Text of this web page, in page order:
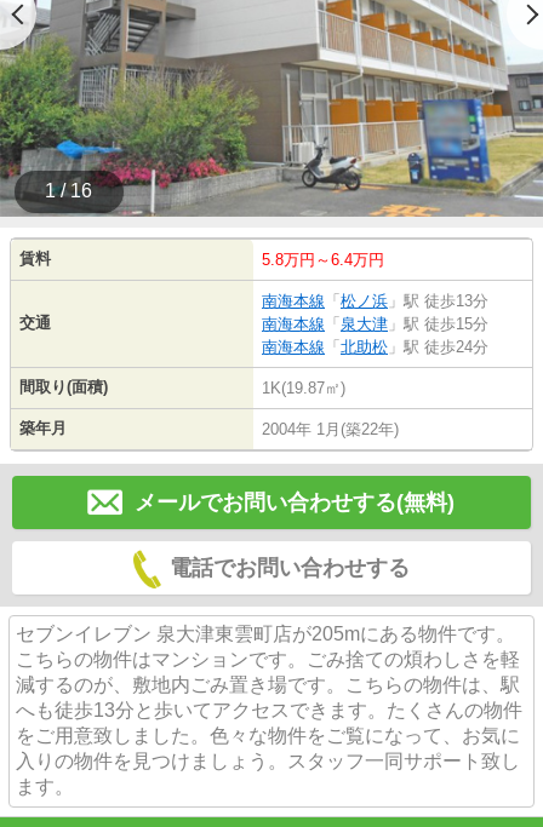
1 / 16
賃料 5.8万円～6.4万円
交通
南海本線 「 松ノ浜 」駅 徒歩13分
南海本線 「 泉大津 」駅 徒歩15分
南海本線 「 北助松 」駅 徒歩24分
間取り(面積) 1K(19.87㎡)
築年月 2004年 1月(築22年)
メールでお問い合わせする(無料)
電話でお問い合わせする
セブンイレブン 泉大津東雲町店が205mにある物件です。
こちらの物件はマンションです。ごみ捨ての煩わしさを軽
減するのが、敷地内ごみ置き場です。こちらの物件は、駅
へも徒歩13分と歩いてアクセスできます。たくさんの物件
をご用意致しました。色々な物件をご覧になって、お気に
入りの物件を見つけましょう。スタッフ一同サポート致し
ます。